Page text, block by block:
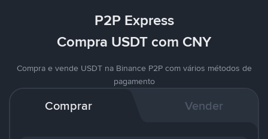
P2P Express
Compra USDT com CNY
Compra e vende USDT na Binance P2P com vários métodos de
pagamento
Comprar Vender